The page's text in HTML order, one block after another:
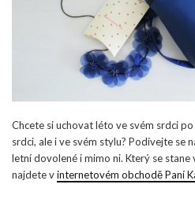
Chcete si uchovat léto ve svém srdci
srdci, ale i ve svém stylu? Podívejte se
letní dovolené i mimo ni. Který se stane
najdete vinternetovém obchodě Paní